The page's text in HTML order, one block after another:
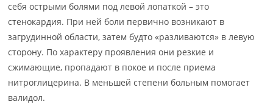
себя острыми болями под левой лопаткой – это
стенокардия. При ней боли первично возникают в
загрудинной области, затем будто «разливаются» в левую
сторону. По характеру проявления они резкие и
сжимающие, пропадают в покое и после приема
нитроглицерина. В меньшей степени больным помогает
валидол.